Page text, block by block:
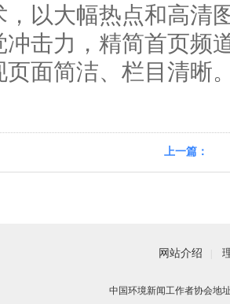
，以大幅热点和高清
冲击力，精简首页频
页面简洁、栏目清晰
上一篇：
网站介绍
中国环境新闻工作者协会地